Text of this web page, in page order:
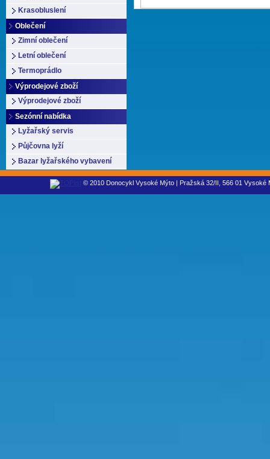
Krasobluslení
Oblečení
Zimní oblečení
Letní oblečení
Termoprádlo
Výprodejové zboží
Výprodejové zboží
Sezónní nabídka
Lyžařský servis
Půjčovna lyží
Bazar lyžařského vybavení
© 2010 Donocykl Vysoké Mýto | Pražská 32/II, 566 01 Vysoké